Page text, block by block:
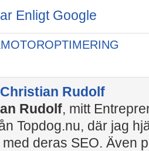
Enligt Google
Christian Rudolf
Rudolf, mitt
Topdog.nu, där jag
deras SEO. Även